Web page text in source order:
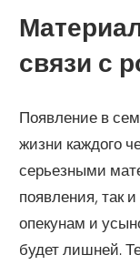
связи с
Появление в
жизни каждого
серьезными
появления, так
опекунам и
будет лишней.